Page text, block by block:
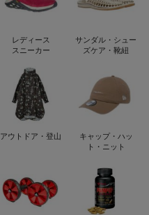
レディース
スニーカー
サンダル・シュー
ズケア・靴紐
アウトドア・登山
キャップ・ハッ
ト・ニット